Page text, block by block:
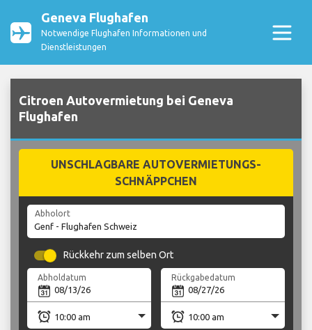
Geneva Flughafen
Notwendige Flughafen Informationen und
Dienstleistungen
Citroen Autovermietung bei Geneva
Flughafen
UNSCHLAGBARE AUTOVERMIETUNGS-
SCHNÄPPCHEN
Abholort
Rückkehr zum selben Ort
Abholdatum Rückgabedatum